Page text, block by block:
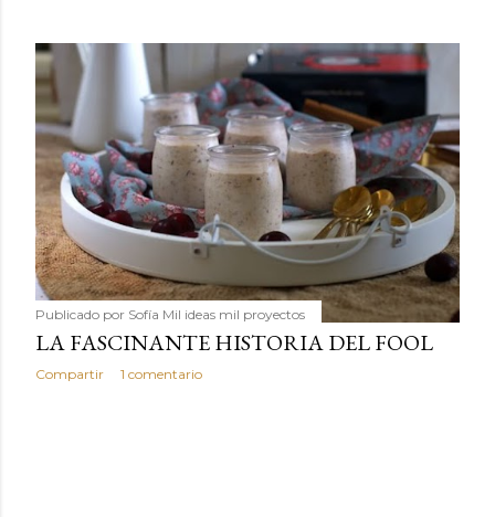
sabroso, con ese toque tostado y crujiente que tanto nos
satisface. Estas alubias crujientes al horno van a cambiar
por completo tu forma de ver las legumbres. Olvídate de
asociar las alubias únicamente a los guisos tradicionales y
copiosos de invierno. Con esta receta simple pero
revolucionaria, transformaremos un ingrediente tan
humilde como la alubia de La Bañeza en un snack ligero,
dorado, cargado de proteína y 100% natural. Es el
sustituto perfecto a los frutos se...
Publicado por Sofía Mil ideas mil proyectos
LA FASCINANTE HISTORIA DEL FOOL
Compartir 1 comentario